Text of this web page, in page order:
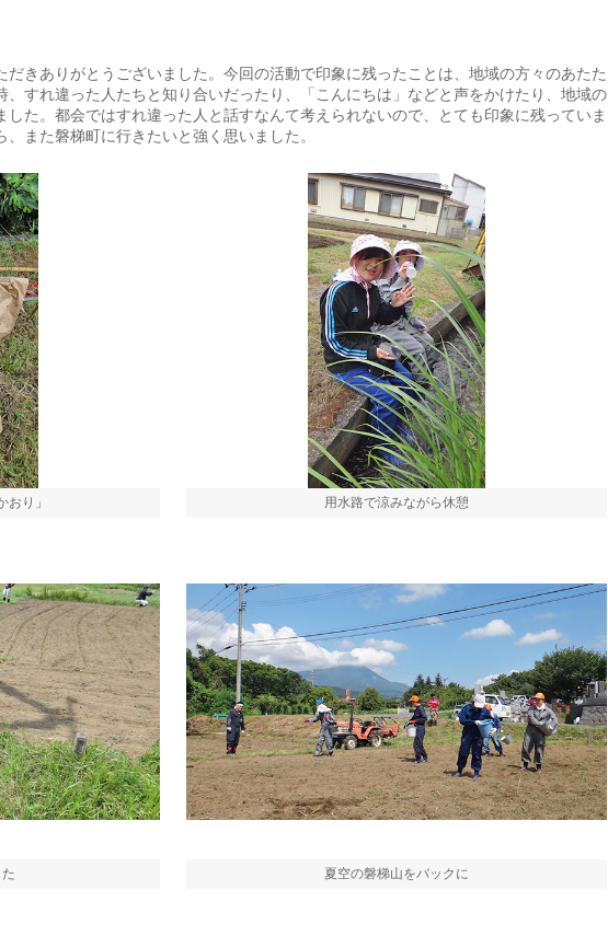
だきありがとうございました。今回の活動で印象に残ったことは、地域の方々のあたた
、すれ違った人たちと知り合いだったり、「こんにちは」などと声をかけたり、地域の
た。都会ではすれ違った人と話すなんて考えられないので、とても印象に残っていま
また磐梯町に行きたいと強く思いました。
り」 用水路で涼みながら休憩
夏空の磐梯山をバックに